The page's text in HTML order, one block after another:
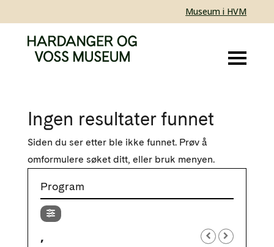
Museum i HVM
Ingen resultater funnet
Siden du ser etter ble ikke funnet. Prøv å
omformulere søket ditt, eller bruk menyen.
Program
,